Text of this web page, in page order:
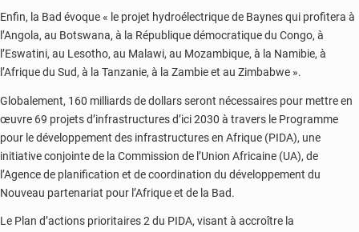
Enfin, la Bad évoque « le projet hydroélectrique de Baynes qui profitera à
l’Angola, au Botswana, à la République démocratique du Congo, à
l’Eswatini, au Lesotho, au Malawi, au Mozambique, à la Namibie, à
l’Afrique du Sud, à la Tanzanie, à la Zambie et au Zimbabwe ».
Globalement, 160 milliards de dollars seront nécessaires pour mettre en
œuvre 69 projets d’infrastructures d’ici 2030 à travers le Programme
pour le développement des infrastructures en Afrique (PIDA), une
initiative conjointe de la Commission de l’Union Africaine (UA), de
l’Agence de planification et de coordination du développement du
Nouveau partenariat pour l’Afrique et de la Bad.
Le Plan d’actions prioritaires 2 du PIDA, visant à accroître la